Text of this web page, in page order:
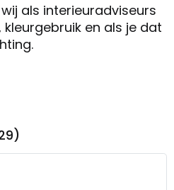
als interieuradviseurs
en als je dat